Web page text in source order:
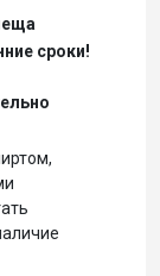
сроки!